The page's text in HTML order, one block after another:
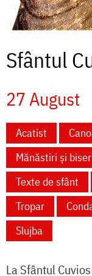
Sfântul
27 August
Acatist
Mănăstiri și
Texte de sfânt
Tropar
Slujba
La Sfântul